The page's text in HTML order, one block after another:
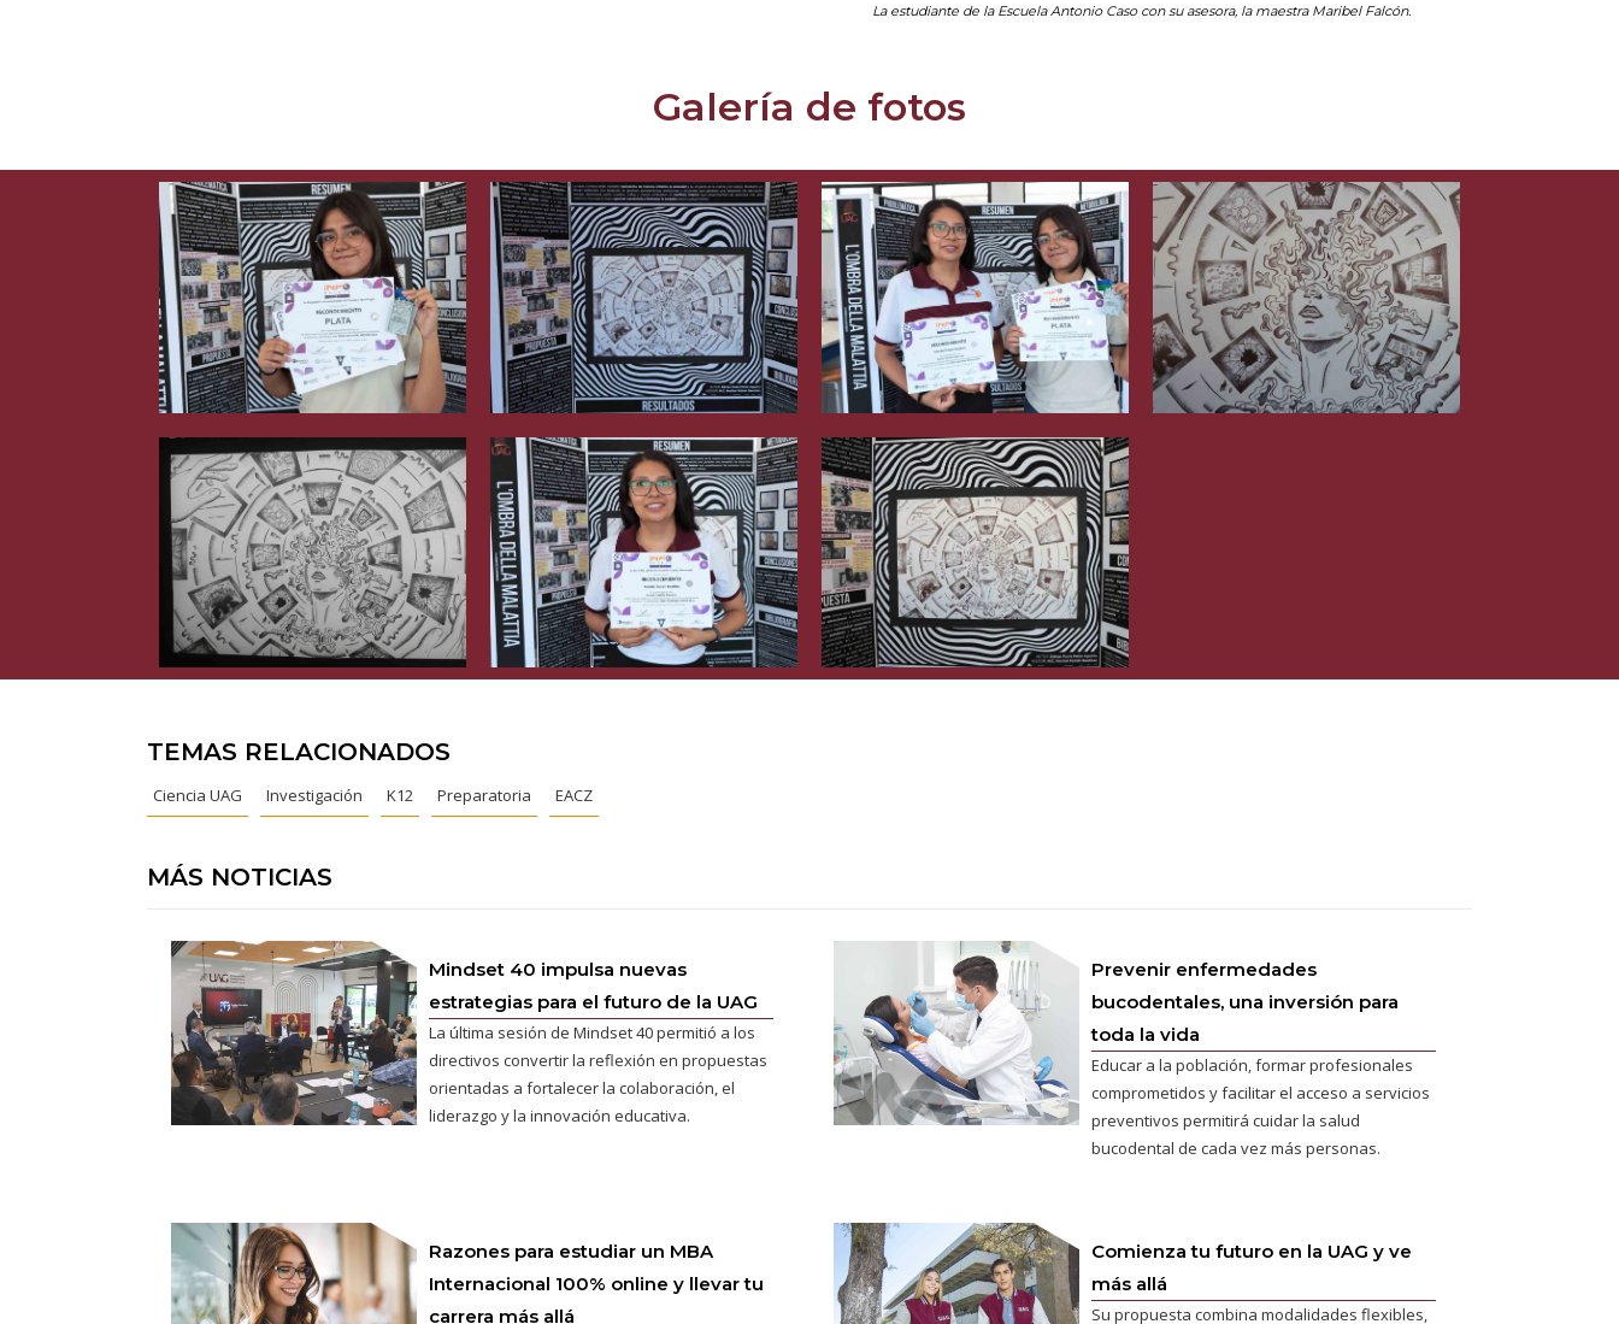
La estudiante de la Escuela Antonio Caso con su asesora, la maestra Maribel Falcón.
Galería de fotos
TEMAS RELACIONADOS
Ciencia UAG Investigación K12 Preparatoria EACZ
MÁS NOTICIAS
Mindset 40 impulsa nuevas
estrategias para el futuro de la UAG
La última sesión de Mindset 40 permitió a los
directivos convertir la reflexión en propuestas
orientadas a fortalecer la colaboración, el
liderazgo y la innovación educativa.
Prevenir enfermedades
bucodentales, una inversión para
toda la vida
Educar a la población, formar profesionales
comprometidos y facilitar el acceso a servicios
preventivos permitirá cuidar la salud
bucodental de cada vez más personas.
Razones para estudiar un MBA
Internacional 100% online y llevar tu
carrera más allá
Comienza tu futuro en la UAG y ve
más allá
Su propuesta combina modalidades flexibles,